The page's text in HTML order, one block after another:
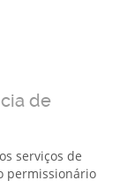
de
serviços de
permissionário